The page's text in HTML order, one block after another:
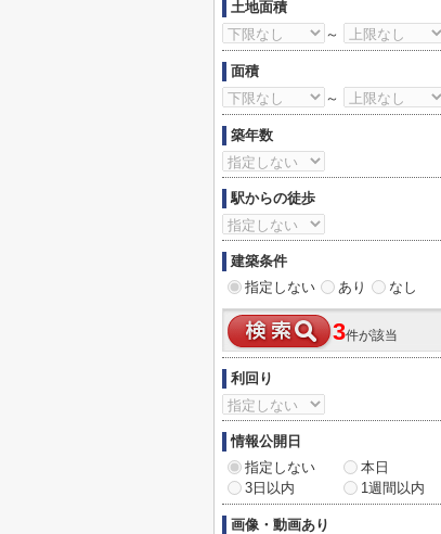
土地面積
～
面積
～
築年数
駅からの徒歩
建築条件
指定しない
あり なし
3件が該当
利回り
情報公開日
指定しない
本日
3日以内
1週間以内
画像・動画あり